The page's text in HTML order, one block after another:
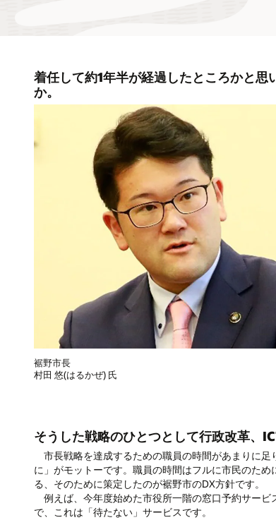
着任して約1年半が経過したところかと
か。
裾野市長
村田 悠(はるかぜ) 氏
そうした戦略のひとつとして行政改革、
市長戦略を達成するための職員の時間があまりに
に」がモットーです。職員の時間はフルに市民のた
る、そのために策定したのが裾野市のDX方針です。
例えば、今年度始めた市役所一階の窓口予約サー
で、これは「待たない」サービスです。